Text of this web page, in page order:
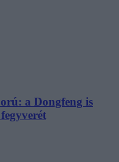
a Dongfeng is